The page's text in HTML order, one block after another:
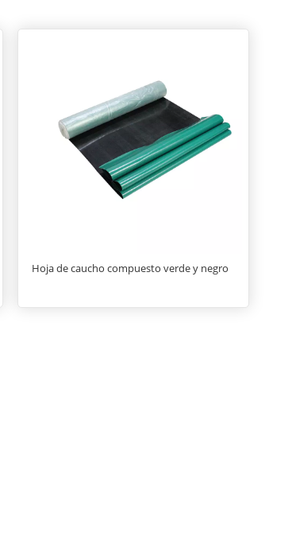
Hoja de caucho compuesto verde y negro